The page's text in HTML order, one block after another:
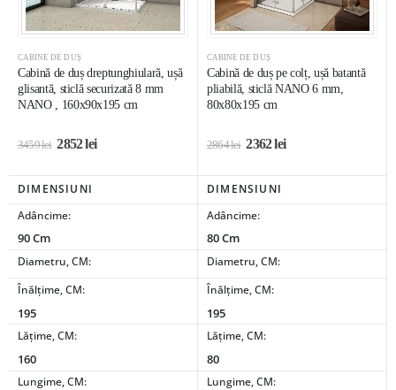
CABINE DE DUȘ
Cabină de duș dreptunghiulară, ușă
glisantă, sticlă securizată 8 mm
NANO , 160x90x195 cm
3459lei 2852lei
CABINE DE DUȘ
Cabină de duș pe colț, ușă batantă
pliabilă, sticlă NANO 6 mm,
80x80x195 cm
2864lei 2362lei
DIMENSIUNI
DIMENSIUNI
Adâncime:
90 Cm
Adâncime:
80 Cm
Diametru, CM:
Diametru, CM:
Înălțime, CM:
195
Înălțime, CM:
195
Lățime, CM:
160
Lățime, CM:
80
Lungime, CM: Lungime, CM: